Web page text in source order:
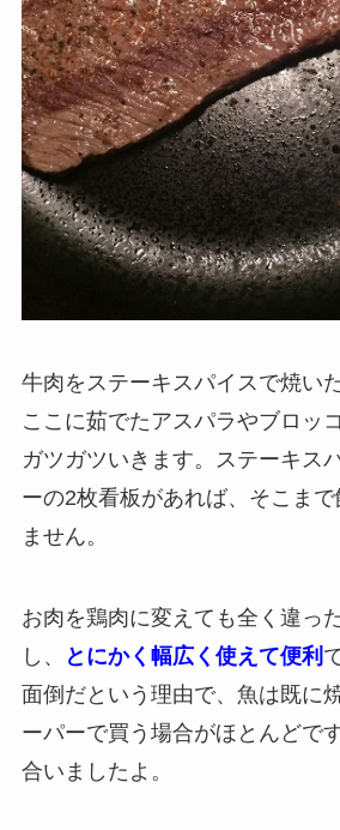
牛肉をステーキスパイスで焼い
ここに茹でたアスパラやブロッ
ガツガツいきます。ステーキス
ーの2枚看板があれば、そこま
ません。
お肉を鶏肉に変えても全く違っ
し、
とにかく幅広く使えて便利
面倒だという理由で、魚は既に
ーパーで買う場合がほとんどで
合いましたよ。